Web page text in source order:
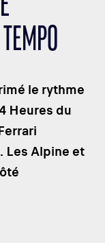
le rythme
Heures du
Les Alpine et